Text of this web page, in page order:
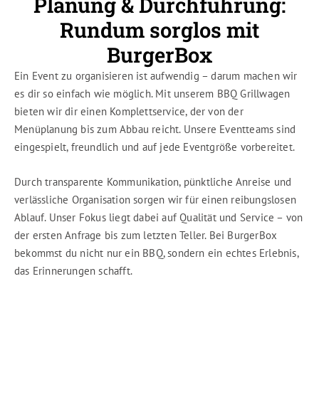
Rundum sorglos mit
BurgerBox
Ein Event zu organisieren ist aufwendig – darum machen wir
es dir so einfach wie möglich. Mit unserem BBQ Grillwagen
bieten wir dir einen Komplettservice, der von der
Menüplanung bis zum Abbau reicht. Unsere Eventteams sind
eingespielt, freundlich und auf jede Eventgröße vorbereitet.
Durch transparente Kommunikation, pünktliche Anreise und
verlässliche Organisation sorgen wir für einen reibungslosen
Ablauf. Unser Fokus liegt dabei auf Qualität und Service – von
der ersten Anfrage bis zum letzten Teller. Bei BurgerBox
bekommst du nicht nur ein BBQ, sondern ein echtes Erlebnis,
das Erinnerungen schafft.